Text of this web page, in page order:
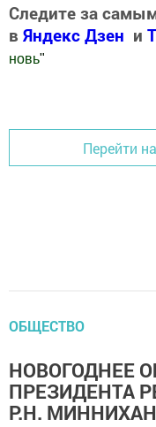
Следите за
в Яндекс Дзен и
новь"
Перейти
ОБЩЕСТВО
НОВОГОДНЕЕ
ПРЕЗИДЕНТА
Р.Н.